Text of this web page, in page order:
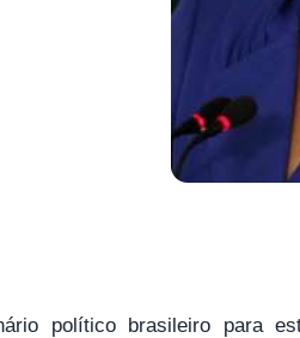
político brasileiro para